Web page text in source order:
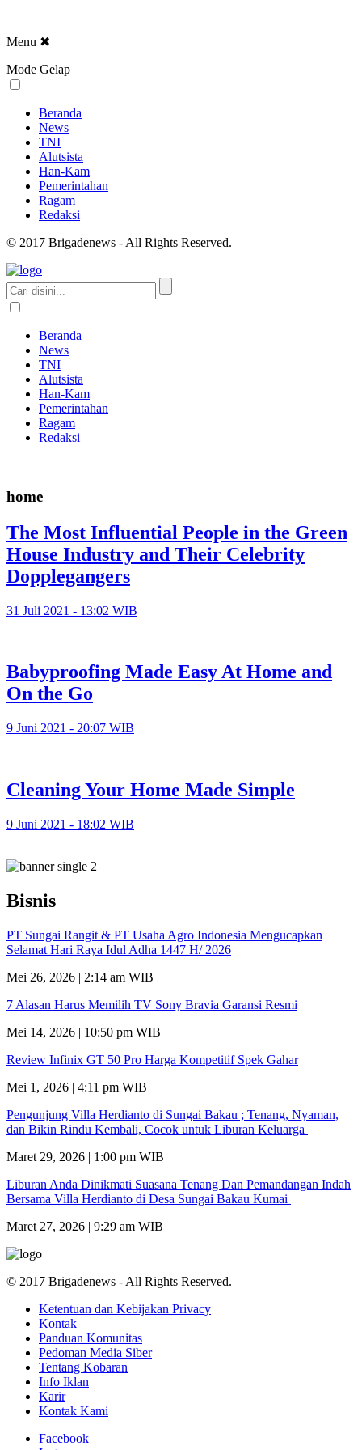
Menu ✖
Mode Gelap
Beranda
News
TNI
Alutsista
Han-Kam
Pemerintahan
Ragam
Redaksi
© 2017 Brigadenews - All Rights Reserved.
Beranda
News
TNI
Alutsista
Han-Kam
Pemerintahan
Ragam
Redaksi
home
The Most Influential People in the Green
House Industry and Their Celebrity
Dopplegangers
31 Juli 2021 - 13:02 WIB
Babyproofing Made Easy At Home and
On the Go
9 Juni 2021 - 20:07 WIB
Cleaning Your Home Made Simple
9 Juni 2021 - 18:02 WIB
Bisnis
PT Sungai Rangit & PT Usaha Agro Indonesia Mengucapkan
Selamat Hari Raya Idul Adha 1447 H/ 2026
Mei 26, 2026 | 2:14 am WIB
7 Alasan Harus Memilih TV Sony Bravia Garansi Resmi
Mei 14, 2026 | 10:50 pm WIB
Review Infinix GT 50 Pro Harga Kompetitif Spek Gahar
Mei 1, 2026 | 4:11 pm WIB
Pengunjung Villa Herdianto di Sungai Bakau ; Tenang, Nyaman,
dan Bikin Rindu Kembali, Cocok untuk Liburan Keluarga
Maret 29, 2026 | 1:00 pm WIB
Liburan Anda Dinikmati Suasana Tenang Dan Pemandangan Indah
Bersama Villa Herdianto di Desa Sungai Bakau Kumai
Maret 27, 2026 | 9:29 am WIB
© 2017 Brigadenews - All Rights Reserved.
Ketentuan dan Kebijakan Privacy
Kontak
Panduan Komunitas
Pedoman Media Siber
Tentang Kobaran
Info Iklan
Karir
Kontak Kami
Facebook